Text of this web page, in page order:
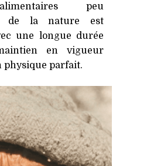
peu
de la nature est
une longue durée
en vigueur
physique parfait.